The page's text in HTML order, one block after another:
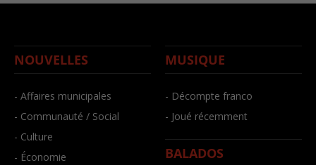
NOUVELLES
- Affaires municipales
- Communauté / Social
- Culture
- Économie
MUSIQUE
- Décompte franco
- Joué récemment
BALADOS